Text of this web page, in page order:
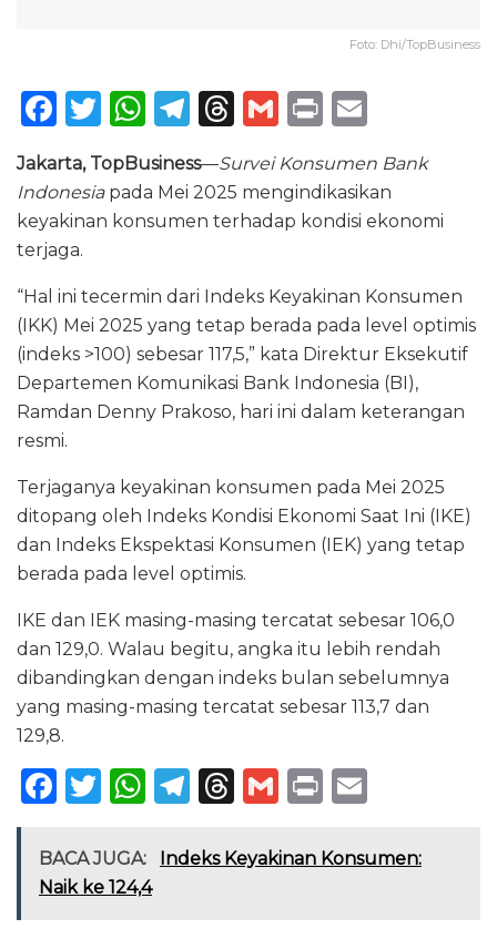
Foto: Dhi/TopBusiness
F
c
e
b
o
o
k
T
it
te
W
h
a
ts
p
p
T
e
g
m
T
re
a
s
G
ai
l
P
n
t
ai
l
Jakarta, TopBusiness—Survei Konsumen Bank
Indonesiapada Mei 2025 mengindikasikan
keyakinan konsumen terhadap kondisi ekonomi
terjaga.
“Hal ini tecermin dari Indeks Keyakinan Konsumen
(IKK) Mei 2025 yang tetap berada pada level optimis
(indeks >100) sebesar 117,5,” kata Direktur Eksekutif
Departemen Komunikasi Bank Indonesia (BI),
Ramdan Denny Prakoso, hari ini dalam keterangan
resmi.
Terjaganya keyakinan konsumen pada Mei 2025
ditopang oleh Indeks Kondisi Ekonomi Saat Ini (IKE)
dan Indeks Ekspektasi Konsumen (IEK) yang tetap
berada pada level optimis.
IKE dan IEK masing-masing tercatat sebesar 106,0
dan 129,0. Walau begitu, angka itu lebih rendah
dibandingkan dengan indeks bulan sebelumnya
yang masing-masing tercatat sebesar 113,7 dan
129,8.
F
c
e
T
it
te
W
a
ts
T
e
T
re
G
ai
P
n ai
BACA JUGA:
Indeks Keyakinan Konsumen:
Naik ke 124,4